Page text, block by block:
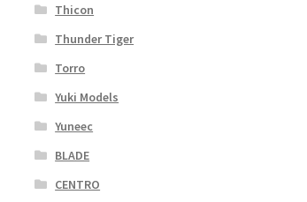
Thicon
Thunder Tiger
Torro
Yuki Models
Yuneec
BLADE
CENTRO